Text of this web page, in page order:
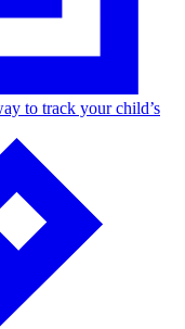
to track your child’s